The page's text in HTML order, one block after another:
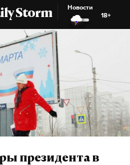
Storm
Новости
18+
президента в